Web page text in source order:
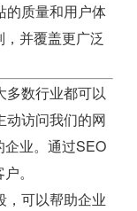
的质量和用户体
并覆盖更广泛
多数行业都可以
动访问我们的网
业。通过SEO
。
，可以帮助企业